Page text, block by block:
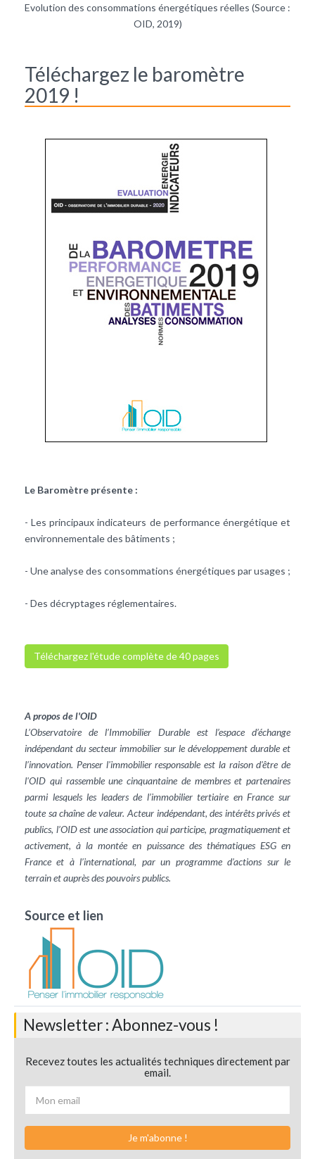
Evolution des consommations énergétiques réelles (Source :
OID, 2019)
Téléchargez le baromètre
2019 !
Le Baromètre présente :
- Les principaux indicateurs de performance énergétique et
environnementale des bâtiments ;
- Une analyse des consommations énergétiques par usages ;
- Des décryptages réglementaires.
Téléchargez l'étude complète de 40 pages
A propos de l'OID
L’Observatoire de l’Immobilier Durable est l’espace d’échange
indépendant du secteur immobilier sur le développement durable et
l’innovation. Penser l'immobilier responsable est la raison d'être de
l'OID qui rassemble une cinquantaine de membres et partenaires
parmi lesquels les leaders de l’immobilier tertiaire en France sur
toute sa chaîne de valeur. Acteur indépendant, des intérêts privés et
publics, l’OID est une association qui participe, pragmatiquement et
activement, à la montée en puissance des thématiques ESG en
France et à l’international, par un programme d’actions sur le
terrain et auprès des pouvoirs publics.
Source et lien
Newsletter : Abonnez-vous !
Recevez toutes les actualités techniques directement par
email.
Je m'abonne !